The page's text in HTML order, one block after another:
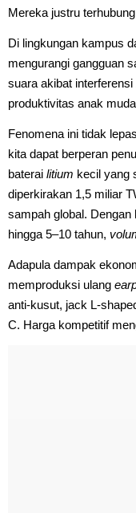
Mereka justru
Di lingkungan kampus
mengurangi gangguan
suara akibat interferensi
produktivitas anak
Fenomena ini tidak
kita dapat berperan
baterai litium kecil yang
diperkirakan 1,5 miliar
sampah global. Dengan
hingga 5–10 tahun,
Adapula dampak
memproduksi ulang
anti-kusut, jack L-
C. Harga kompetitif